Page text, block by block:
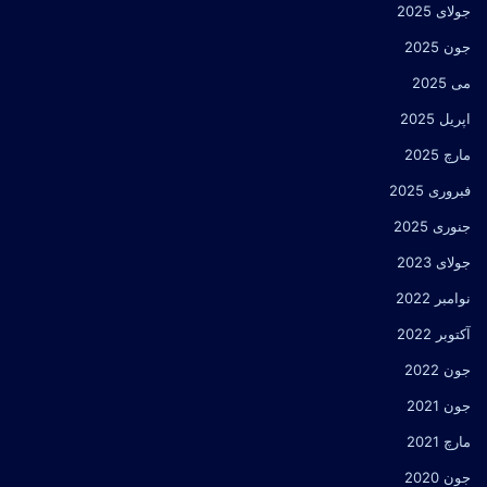
جولای 2025
جون 2025
می 2025
اپریل 2025
مارچ 2025
فبروری 2025
جنوری 2025
جولای 2023
نوامبر 2022
آکتوبر 2022
جون 2022
جون 2021
مارچ 2021
جون 2020